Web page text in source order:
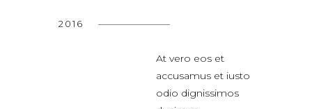
2016
At vero eos et
accusamus et iusto
odio dignissimos